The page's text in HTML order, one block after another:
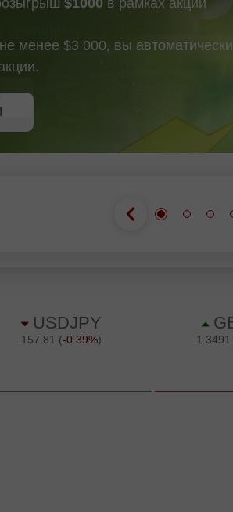
менее $3 000, вы автоматически